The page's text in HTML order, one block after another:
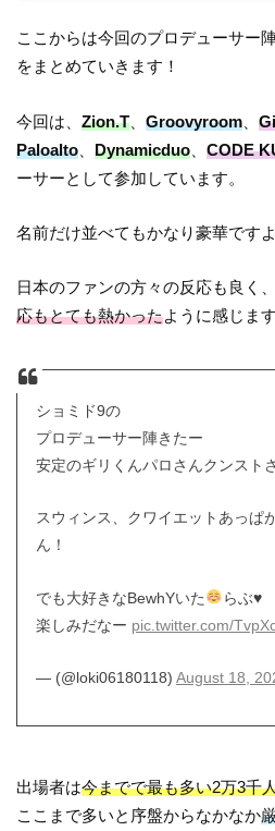
ここからは今回のプロデューサー
をまとめていきます！
今回は、Zion.T 、Groovyroom 、
Paloalto 、Dynamicduo 、CODE
ーサーとして参加しています。
名前だけ並べてもかなり豪華です
日本のファンの方々の反応も良く
応もとても熱かったように感じます
ショミド9の
プロデューサー陣きたー
安定のギリくんパロさんクンスト
スウィンス、クワイエットあっぱ
ん！
でも大好きなBewhYいた らぶ♥
楽しみだなー pic.twitter.com/
— (@loki06180118) August 18,
出場者は今までで最も多い2万3千
ここまで多いと序盤からなかなか